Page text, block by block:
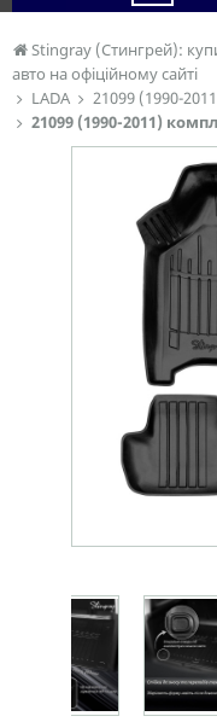
Stingray (Стингрей):
авто на офіційному сайті
LADA
21099 (1990-
21099 (1990-2011)